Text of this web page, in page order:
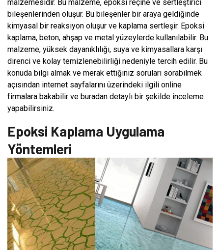
malzemesidir. Bu malzeme, epoksi reçine ve sertleştirici
bileşenlerinden oluşur. Bu bileşenler bir araya geldiğinde
kimyasal bir reaksiyon oluşur ve kaplama sertleşir. Epoksi
kaplama, beton, ahşap ve metal yüzeylerde kullanılabilir. Bu
malzeme, yüksek dayanıklılığı, suya ve kimyasallara karşı
direnci ve kolay temizlenebilirliği nedeniyle tercih edilir. Bu
konuda bilgi almak ve merak ettiğiniz soruları sorabilmek
açısından internet sayfalarını üzerindeki ilgili online
firmalara bakabilir ve buradan detaylı bir şekilde inceleme
yapabilirsiniz.
Epoksi Kaplama Uygulama
Yöntemleri